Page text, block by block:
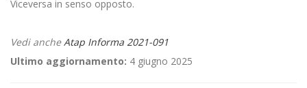
Viceversa in senso opposto.
Vedi ancheAtap Informa 2021-091
Ultimo aggiornamento: 4 giugno 2025